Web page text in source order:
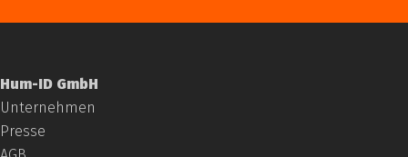
Hum-ID GmbH
Unternehmen
Presse